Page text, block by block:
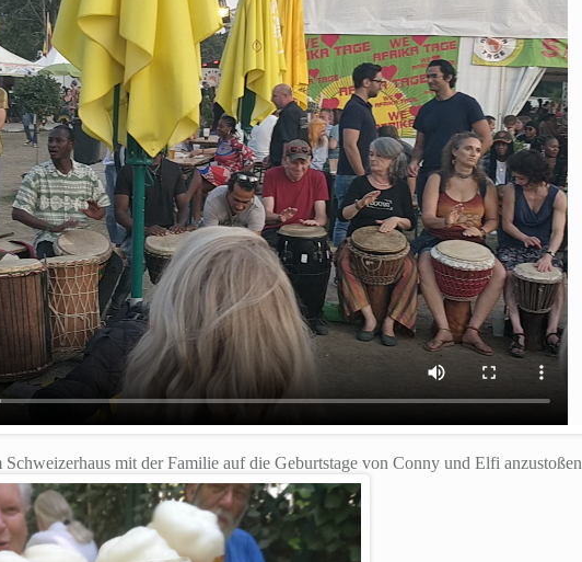
Schweizerhaus mit der Familie auf die Geburtstage von Conny und Elfi anzustoßen